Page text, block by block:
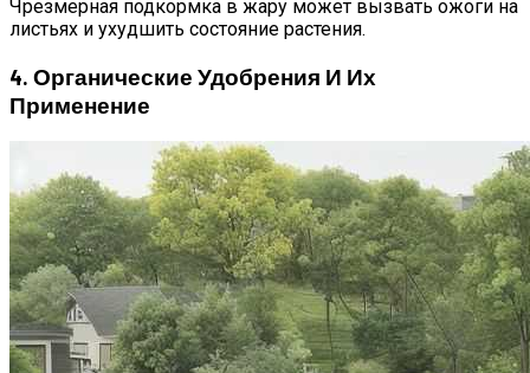
Чрезмерная подкормка в жару может вызвать ожоги на
листьях и ухудшить состояние растения.
4. Органические Удобрения И Их
Применение